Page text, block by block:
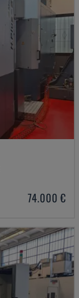
74.000 €